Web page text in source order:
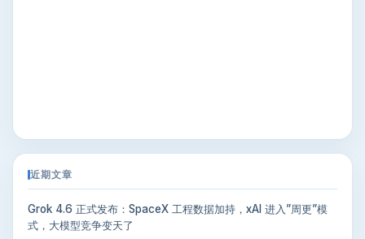
近期文章
Grok 4.6 正式发布：SpaceX 工程数据加持，xAI 进入”周更”模
式，大模型竞争变天了